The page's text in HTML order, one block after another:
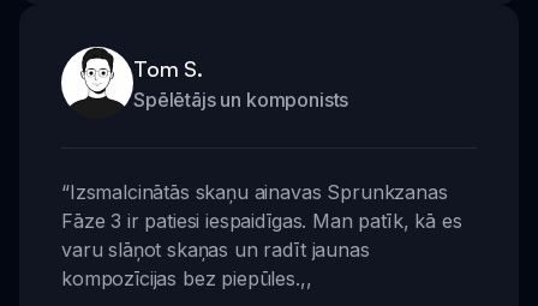
Tom S.
Spēlētājs un komponists
“Izsmalcinātās skaņu ainavas Sprunkzanas
Fāze 3 ir patiesi iespaidīgas. Man patīk, kā es
varu slāņot skaņas un radīt jaunas
kompozīcijas bez piepūles.,,